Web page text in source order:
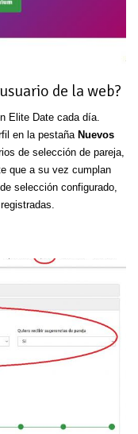
de la web?
Elite Date cada día.
en la pestaña Nuevos
de selección de pareja,
que a su vez cumplan
selección configurado,